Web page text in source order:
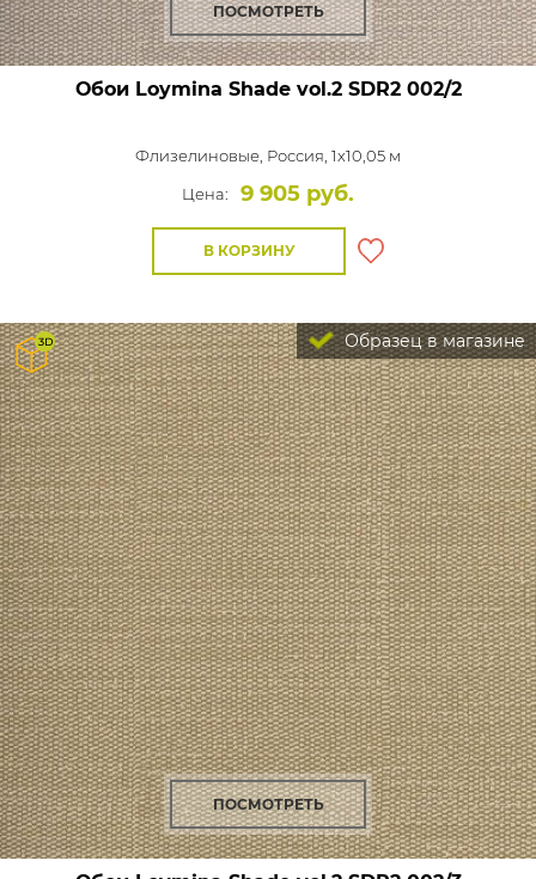
ПОСМОТРЕТЬ
Обои Loymina Shade vol.2SDR2 002/2
Флизелиновые, Россия, 1x10,05 м
Цена:
9 905 руб.
В КОРЗИНУ
Образец в магазине
ПОСМОТРЕТЬ